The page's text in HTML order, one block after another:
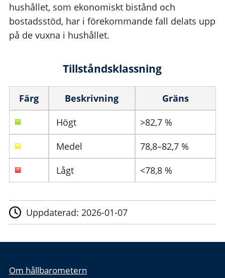
hushållet, som ekonomiskt bistånd och
bostadsstöd, har i förekommande fall delats upp
på de vuxna i hushållet.
Tillståndsklassning
Färg Beskrivning
Gräns
Högt
>82,7 %
Medel
78,8–82,7 %
Lågt
<78,8 %
Uppdaterad: 2026-01-07
Om hållbarometern